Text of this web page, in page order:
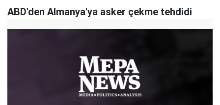
ABD'den Almanya'ya asker çekme tehdidi